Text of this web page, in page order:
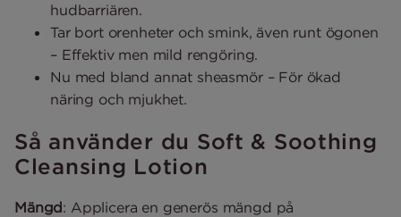
hudbarriären.
Tar bort orenheter och smink, även runt ögonen
– Effektiv men mild rengöring.
Nu med bland annat sheasmör – För ökad
näring och mjukhet.
Så använder du Soft & Soothing
Cleansing Lotion
Mängd: Applicera en generös mängd på